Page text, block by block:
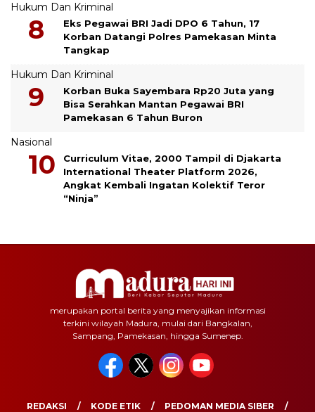
Hukum Dan Kriminal
Eks Pegawai BRI Jadi DPO 6 Tahun, 17
Korban Datangi Polres Pamekasan Minta
Tangkap
Hukum Dan Kriminal
Korban Buka Sayembara Rp20 Juta yang
Bisa Serahkan Mantan Pegawai BRI
Pamekasan 6 Tahun Buron
Nasional
Curriculum Vitae, 2000 Tampil di Djakarta
International Theater Platform 2026,
Angkat Kembali Ingatan Kolektif Teror
“Ninja”
merupakan portal berita yang menyajikan informasi
terkini wilayah Madura, mulai dari Bangkalan,
Sampang, Pamekasan, hingga Sumenep.
REDAKSI KODE ETIK PEDOMAN MEDIA SIBER